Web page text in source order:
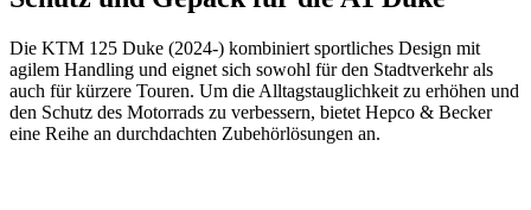
Die KTM 125 Duke (2024-) kombiniert sportliches Design mit
agilem Handling und eignet sich sowohl für den Stadtverkehr als
auch für kürzere Touren. Um die Alltagstauglichkeit zu erhöhen und
den Schutz des Motorrads zu verbessern, bietet Hepco & Becker
eine Reihe an durchdachten Zubehörlösungen an.